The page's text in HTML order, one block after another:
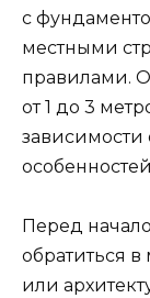
с
местными
правилами.
от 1 до 3
зависимости
Перед
обратиться
или